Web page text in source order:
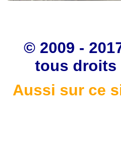
© 2009 -
tous droits
Aussi sur ce